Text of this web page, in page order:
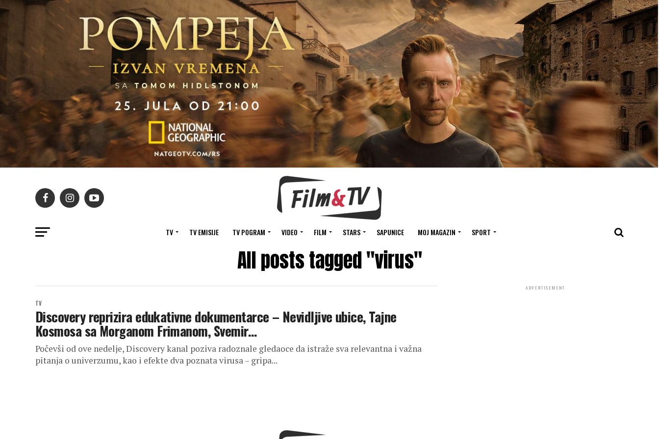
TV TV EMISIJE TV POGRAM VIDEO FILM STARS SAPUNICE MOJ MAGAZIN SPORT
All posts tagged "virus"
TV
Discovery reprizira edukativne dokumentarce – Nevidljive ubice, Tajne
Kosmosa sa Morganom Frimanom, Svemir…
Počevši od ove nedelje, Discovery kanal poziva radoznale gledaoce da istraže sva relevantna i važna
pitanja o univerzumu, kao i efekte dva poznata virusa – gripa...
ADVERTISEMENT